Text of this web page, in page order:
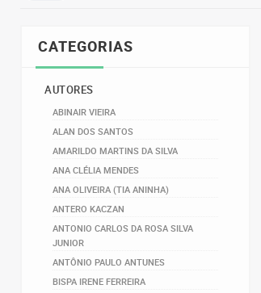
CATEGORIAS
AUTORES
ABINAIR VIEIRA
ALAN DOS SANTOS
AMARILDO MARTINS DA SILVA
ANA CLÉLIA MENDES
ANA OLIVEIRA (TIA ANINHA)
ANTERO KACZAN
ANTONIO CARLOS DA ROSA SILVA
JUNIOR
ANTÔNIO PAULO ANTUNES
BISPA IRENE FERREIRA